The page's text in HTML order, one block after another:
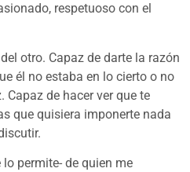
respetuoso con el
otro. Capaz de darte la razón
él no estaba en lo cierto o no
Capaz de hacer ver que te
que quisiera imponerte nada
permite- de quien me